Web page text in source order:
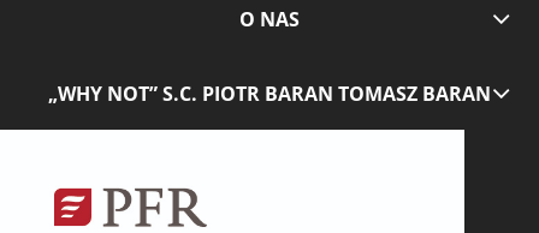
O NAS
„WHY NOT” S.C. PIOTR BARAN TOMASZ BARAN